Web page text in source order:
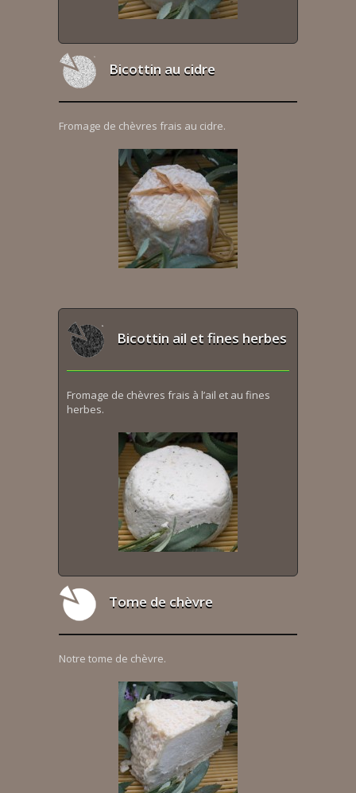
Bicottin au cidre
Fromage de chèvres frais au cidre.
Bicottin ail et fines herbes
Fromage de chèvres frais à l’ail et au fines
herbes.
Tome de chèvre
Notre tome de chèvre.